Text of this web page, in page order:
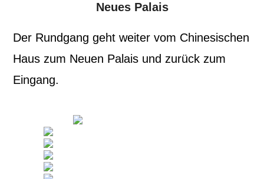
Neues Palais
Der Rundgang geht weiter vom Chinesischen
Haus zum Neuen Palais und zurück zum
Eingang.